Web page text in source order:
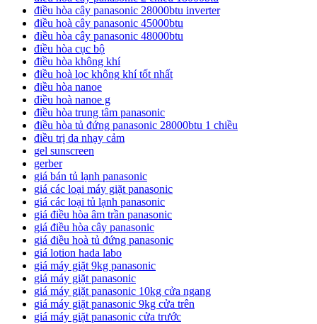
điều hòa cây panasonic 28000btu inverter
điều hoà cây panasonic 45000btu
điều hòa cây panasonic 48000btu
điều hòa cục bộ
điều hòa không khí
điều hoà lọc không khí tốt nhất
điều hòa nanoe
điều hoà nanoe g
điều hòa trung tâm panasonic
điều hòa tủ đứng panasonic 28000btu 1 chiều
điều trị da nhạy cảm
gel sunscreen
gerber
giá bán tủ lạnh panasonic
giá các loại máy giặt panasonic
giá các loại tủ lạnh panasonic
giá điều hòa âm trần panasonic
giá điều hòa cây panasonic
giá điều hoà tủ đứng panasonic
giá lotion hada labo
giá máy giặt 9kg panasonic
giá máy giặt panasonic
giá máy giặt panasonic 10kg cửa ngang
giá máy giặt panasonic 9kg cửa trên
giá máy giặt panasonic cửa trước